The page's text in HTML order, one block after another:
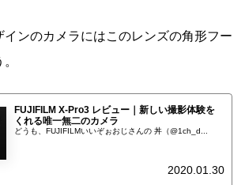
インのカメラにはこのレンズの角形フー
FUJIFILM X-Pro3 レビュー｜新しい撮影体験を
くれる唯一無二のカメラ
どうも、FUJIFILMいいぞぉおじさんの 丼（@1ch_d...
2020.01.30